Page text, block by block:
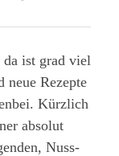
ist grad viel
neue Rezepte
Kürzlich
absolut
Nuss-